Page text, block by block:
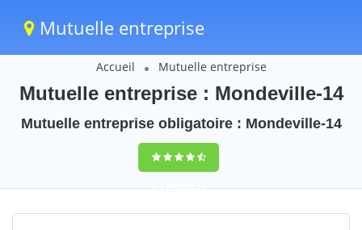
Mutuelle entreprise
Accueil Mutuelle entreprise
Mutuelle entreprise : Mondeville-14
Mutuelle entreprise obligatoire : Mondeville-14
9,5(100%)34
votes